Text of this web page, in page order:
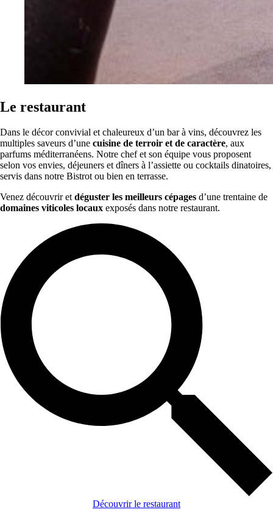
Le restaurant
Dans le décor convivial et chaleureux d’un bar à vins, découvrez les
multiples saveurs d’une cuisine de terroir et de caractère, aux
parfums méditerranéens. Notre chef et son équipe vous proposent
selon vos envies, déjeuners et dîners à l’assiette ou cocktails dinatoires,
servis dans notre Bistrot ou bien en terrasse.
Venez découvrir etdéguster les meilleurs cépages d’une trentaine de
domaines viticoles locaux exposés dans notre restaurant.
Découvrir le restaurant